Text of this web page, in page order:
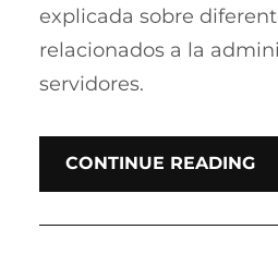
explicada sobre
relacionados a la
servidores.
CONTINUE READING